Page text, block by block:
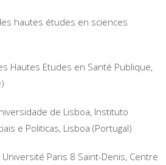
hautes études en sciences
Hautes Etudes en Santé Publique,
de Lisboa, Instituto
e Politicas, Lisboa (Portugal)
Université Paris 8 Saint-Denis, Centre